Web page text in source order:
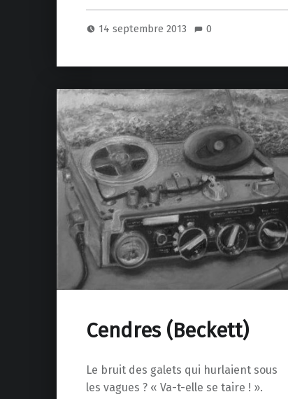
14 septembre 2013 0
Cendres (Beckett)
Le bruit des galets qui hurlaient sous
les vagues ? « Va-t-elle se taire ! ».